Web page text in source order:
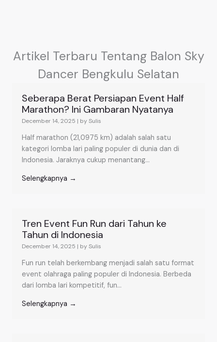
Artikel Terbaru Tentang Balon Sky
Dancer Bengkulu Selatan
Seberapa Berat Persiapan Event Half
Marathon? Ini Gambaran Nyatanya
December 14, 2025 | by Sulis
Half marathon (21,0975 km) adalah salah satu
kategori lomba lari paling populer di dunia dan di
Indonesia. Jaraknya cukup menantang...
Selengkapnya →
Tren Event Fun Run dari Tahun ke
Tahun di Indonesia
December 14, 2025 | by Sulis
Fun run telah berkembang menjadi salah satu format
event olahraga paling populer di Indonesia. Berbeda
dari lomba lari kompetitif, fun...
Selengkapnya →